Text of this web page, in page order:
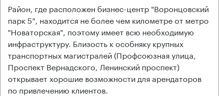
Район, где расположен бизнес-центр "Воронцовский
парк 5", находится не более чем километре от метро
"Новаторская", поэтому имеет всю необходимую
инфраструктуру. Близость к особняку крупных
транспортных магистралей (Профсоюзная улица,
Проспект Вернадского, Ленинский проспект)
открывает хорошие возможности для арендаторов
по привлечению клиентов.